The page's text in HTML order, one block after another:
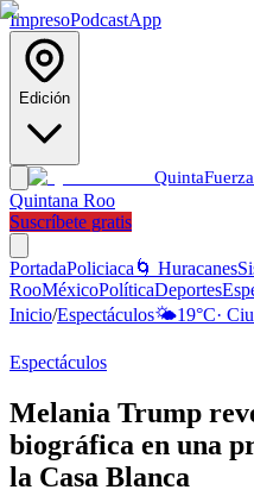
ImpresoPodcastApp
Edición
QuintaFuerza
Quintana Roo
Suscríbete gratis
PortadaPoliciaca 🌀 Huracanes
RooMéxicoPolíticaDeportes
Inicio/Espectáculos🌤️19°C·
Espectáculos
Melania Trump
biográfica en una
la Casa Blanca